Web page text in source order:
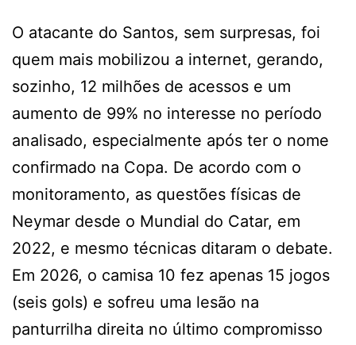
O atacante do Santos, sem surpresas, foi
quem mais mobilizou a internet, gerando,
sozinho, 12 milhões de acessos e um
aumento de 99% no interesse no período
analisado, especialmente após ter o nome
confirmado na Copa. De acordo com o
monitoramento, as questões físicas de
Neymar desde o Mundial do Catar, em
2022, e mesmo técnicas ditaram o debate.
Em 2026, o camisa 10 fez apenas 15 jogos
(seis gols) e sofreu uma lesão na
panturrilha direita no último compromisso